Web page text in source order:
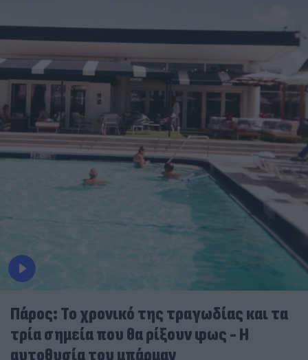
Πάρος: Το χρονικό της τραγωδίας και τα
τρία σημεία που θα ρίξουν φως - Η
αυτοθυσία του μπάρμαν